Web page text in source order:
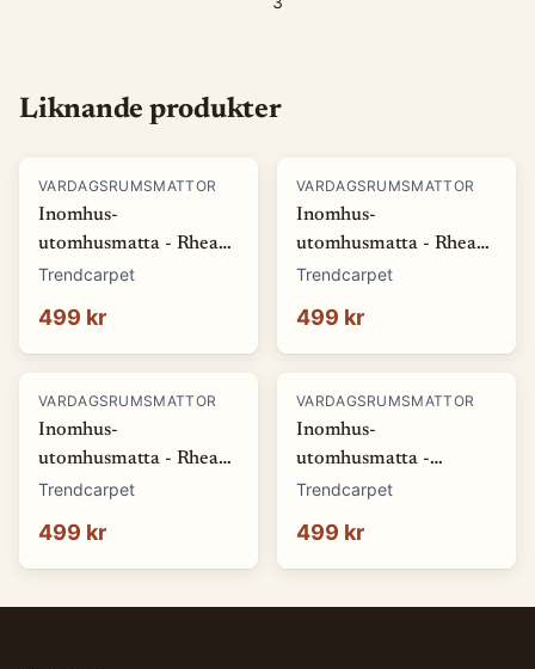
Liknande produkter
VARDAGSRUMSMATTOR
Inomhus-
utomhusmatta - Rhea
(vit) (Storlek: 80 x 150
Trendcarpet
499 kr
VARDAGSRUMSMATTOR
Inomhus-
utomhusmatta - Rhea
(beige) (Storlek: 80 x
Trendcarpet
499 kr
VARDAGSRUMSMATTOR
Inomhus-
utomhusmatta - Rhea
(natur) (Storlek: 80 x
Trendcarpet
499 kr
VARDAGSRUMSMATTOR
Inomhus-
utomhusmatta -
Somerville (blå)
Trendcarpet
499 kr